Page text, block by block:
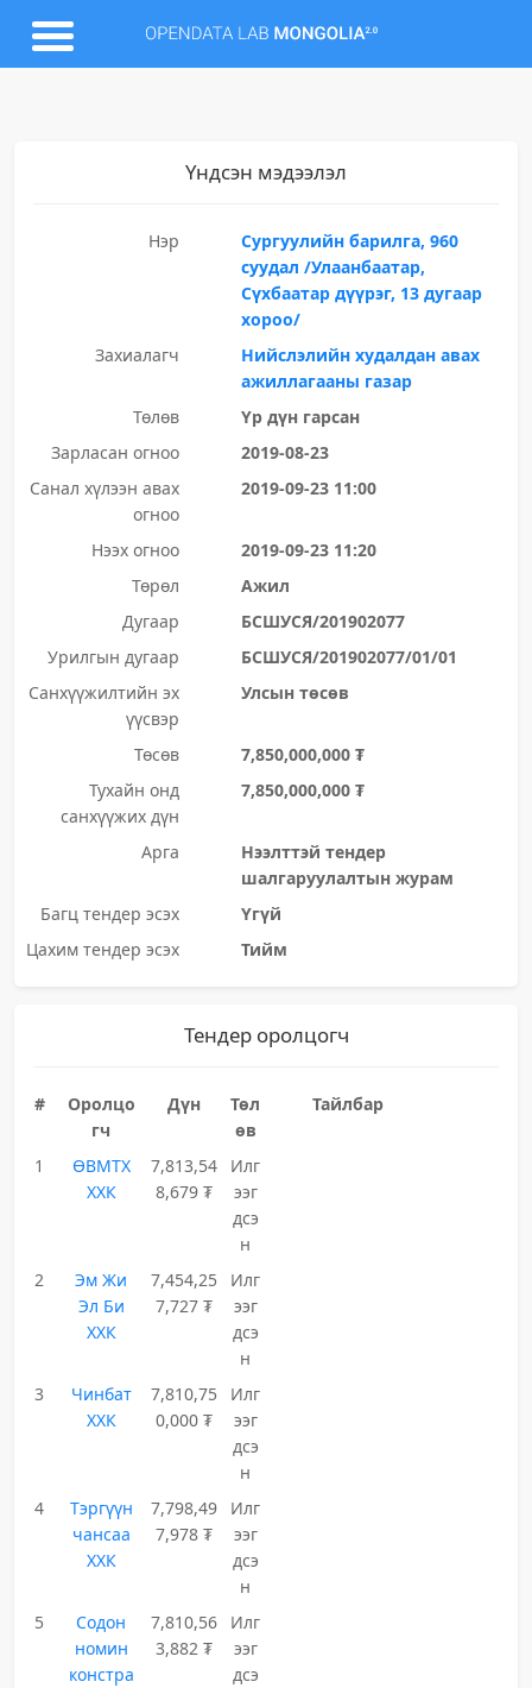
Үндсэн мэдээлэл
Нэр
Сургуулийн барилга, 960
суудал /Улаанбаатар,
Сүхбаатар дүүрэг, 13 дугаар
хороо/
Захиалагч
Нийслэлийн худалдан авах
ажиллагааны газар
Төлөв
Үр дүн гарсан
Зарласан огноо
2019-08-23
Санал хүлээн авах
огноо
2019-09-23 11:00
Нээх огноо
2019-09-23 11:20
Төрөл
Ажил
Дугаар
БСШУСЯ/201902077
Урилгын дугаар
БСШУСЯ/201902077/01/01
Санхүүжилтийн эх
үүсвэр
Улсын төсөв
Төсөв
7,850,000,000 ₮
Тухайн онд
санхүүжих дүн
7,850,000,000 ₮
Арга
Нээлттэй тендер
шалгаруулалтын журам
Багц тендер эсэх
Үгүй
Цахим тендер эсэх
Тийм
Тендер оролцогч
#
Оролцо
гч
Дүн
Төл
өв
Тайлбар
1
ӨВМТХ
ХХК
7,813,54
8,679 ₮
Илг
ээг
дсэ
н
2
Эм Жи
Эл Би
ХХК
7,454,25
7,727 ₮
Илг
ээг
дсэ
н
3
Чинбат
ХХК
7,810,75
0,000 ₮
Илг
ээг
дсэ
н
4
Тэргүүн
чансаа
ХХК
7,798,49
7,978 ₮
Илг
ээг
дсэ
н
5
Содон
номин
констра
7,810,56
3,882 ₮
Илг
ээг
дсэ